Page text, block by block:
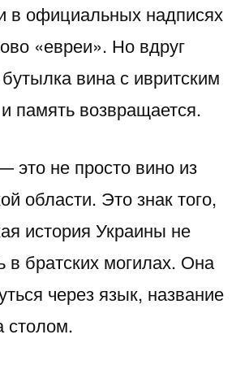
в официальных надписях
«евреи». Но вдруг
вина с ивритским
память возвращается.
это не просто вино из
области. Это знак того,
история Украины не
в братских могилах. Она
через язык, название
столом.